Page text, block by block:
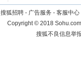
搜狐招聘 - 广告服务 - 客服中心
Copyright©2018
搜狐不良信息举